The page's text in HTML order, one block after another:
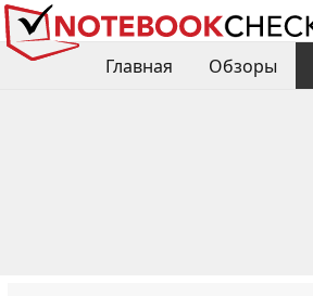
Главная Обзоры